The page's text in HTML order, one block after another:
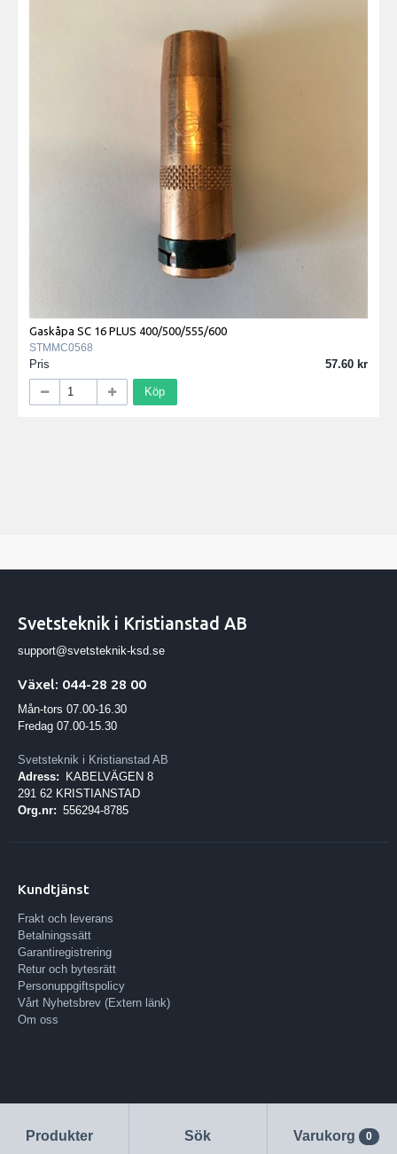
Produkter Sök Varukorg 0
Gaskåpa SC 16 PLUS 400/500/555/600
STMMC0568
Pris 57.60
Köp
Svetsteknik i Kristianstad AB
support@svetsteknik-ksd.se
Växel: 044-28 28 00
Mån-tors 07.00-16.30
Fredag 07.00-15.30
Svetsteknik i Kristianstad AB
Adress:
KABELVÄGEN 8
291 62 KRISTIANSTAD
Org.nr: 556294-8785
Kundtjänst
Frakt och leverans
Betalningssätt
Garantiregistrering
Retur och bytesrätt
Personuppgiftspolicy
Vårt Nyhetsbrev (Extern länk)
Om oss